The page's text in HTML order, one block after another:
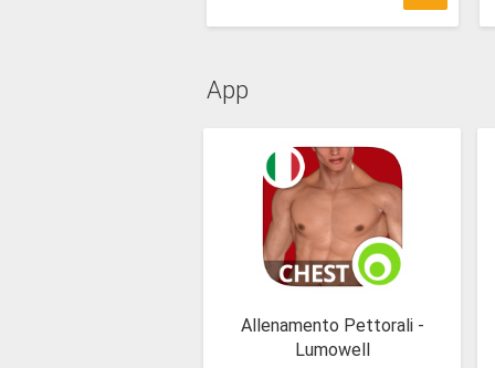
App
Allenamento Pettorali -
Lumowell